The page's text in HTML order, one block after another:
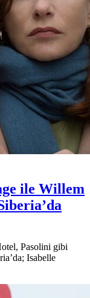
ile Willem
Pasolini gibi
Isabelle